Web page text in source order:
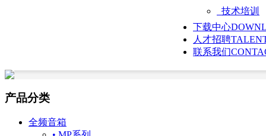
技术培训
下载中心
人才招聘
联系我们
产品分类
全频音箱